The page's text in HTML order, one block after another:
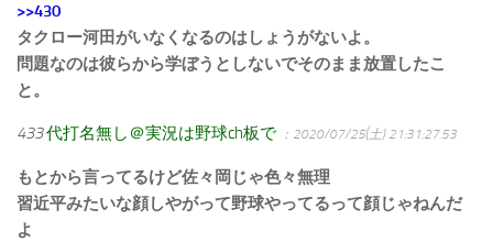
>>430
タクロー河田がいなくなるのはしょうがないよ。
問題なのは彼らから学ぼうとしないでそのまま放置したこ
と。
433代打名無し＠実況は野球ch板で ：2020/07/25(土) 21:31:27.53
もとから言ってるけど佐々岡じゃ色々無理
習近平みたいな顔しやがって野球やってるって顔じゃねんだ
よ